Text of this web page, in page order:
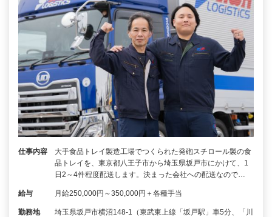
仕事内容
大手食品トレイ製造工場でつくられた発砲スチロール製の食
品トレイを、東京都八王子市から埼玉県坂戸市にかけて、1
日2～4件程度配送します。決まった会社への配送なので…
給与 月給250,000円～350,000円＋各種手当
勤務地
埼玉県坂戸市横沼148-1（東武東上線「坂戸駅」車5分、「川